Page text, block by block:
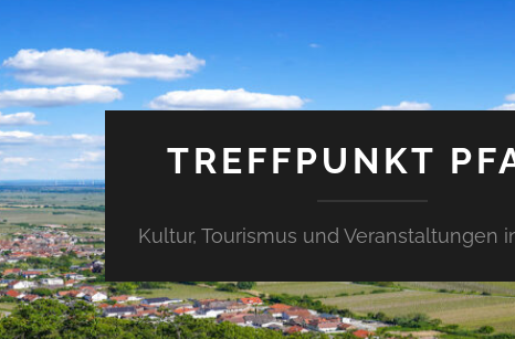
TREFFPUNKT
Kultur, Tourismus und Veranstaltungen